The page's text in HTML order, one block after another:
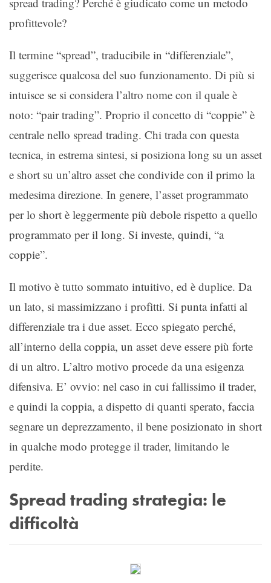
profittevole?
Il termine “spread”, traducibile in “differenziale”,
suggerisce qualcosa del suo funzionamento. Di più si
intuisce se si considera l’altro nome con il quale è
noto: “pair trading”. Proprio il concetto di “coppie” è
centrale nello spread trading. Chi trada con questa
tecnica, in estrema sintesi, si posiziona long su un asset
e short su un’altro asset che condivide con il primo la
medesima direzione. In genere, l’asset programmato
per lo short è leggermente più debole rispetto a quello
programmato per il long. Si investe, quindi, “a
coppie”.
Il motivo è tutto sommato intuitivo, ed è duplice. Da
un lato, si massimizzano i profitti. Si punta infatti al
differenziale tra i due asset. Ecco spiegato perché,
all’interno della coppia, un asset deve essere più forte
di un altro. L’altro motivo procede da una esigenza
difensiva. E’ ovvio: nel caso in cui fallissimo il trader,
e quindi la coppia, a dispetto di quanti sperato, faccia
segnare un deprezzamento, il bene posizionato in short
in qualche modo protegge il trader, limitando le
perdite.
Spread trading strategia: le
difficoltà